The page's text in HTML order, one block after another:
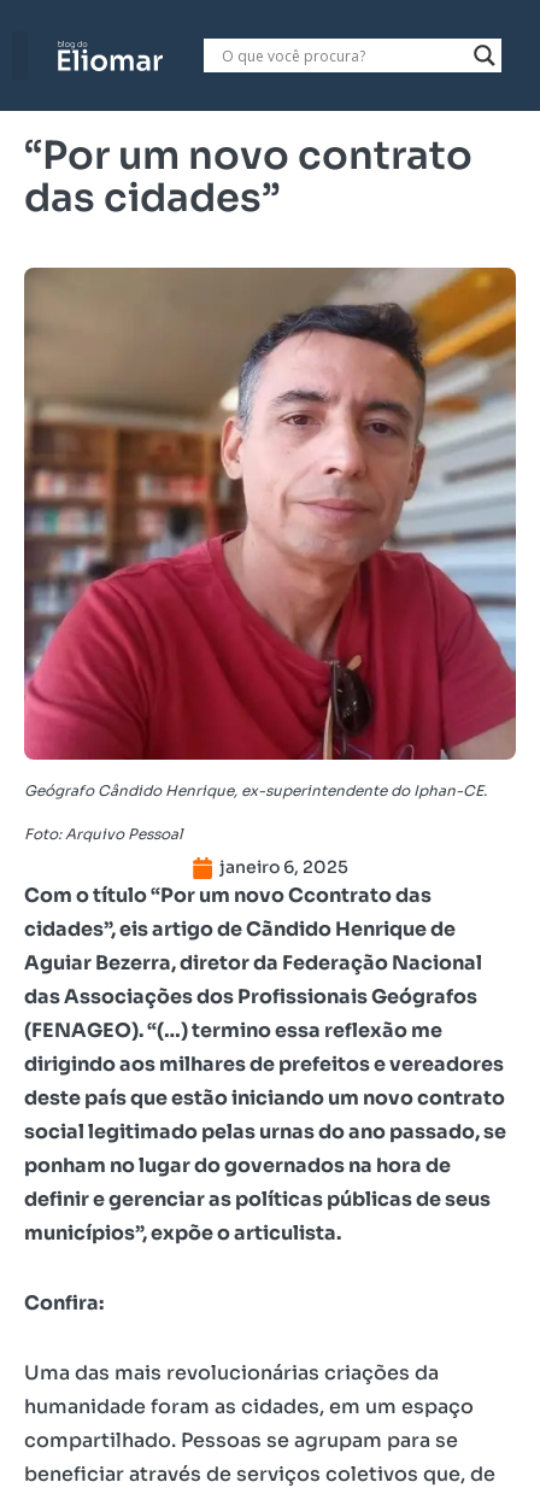
“Por um novo contrato
das cidades”
Geógrafo Cândido Henrique, ex-superintendente do Iphan-CE.
Foto: Arquivo Pessoal
janeiro 6, 2025
Com o título “Por um novo Ccontrato das
cidades”, eis artigo de Cãndido Henrique de
Aguiar Bezerra, diretor da Federação Nacional
das Associações dos Profissionais Geógrafos
(FENAGEO). “(…) termino essa reflexão me
dirigindo aos milhares de prefeitos e vereadores
deste país que estão iniciando um novo contrato
social legitimado pelas urnas do ano passado, se
ponham no lugar do governados na hora de
definir e gerenciar as políticas públicas de seus
municípios”, expõe o articulista.
Confira:
Uma das mais revolucionárias criações da
humanidade foram as cidades, em um espaço
compartilhado. Pessoas se agrupam para se
beneficiar através de serviços coletivos que, de